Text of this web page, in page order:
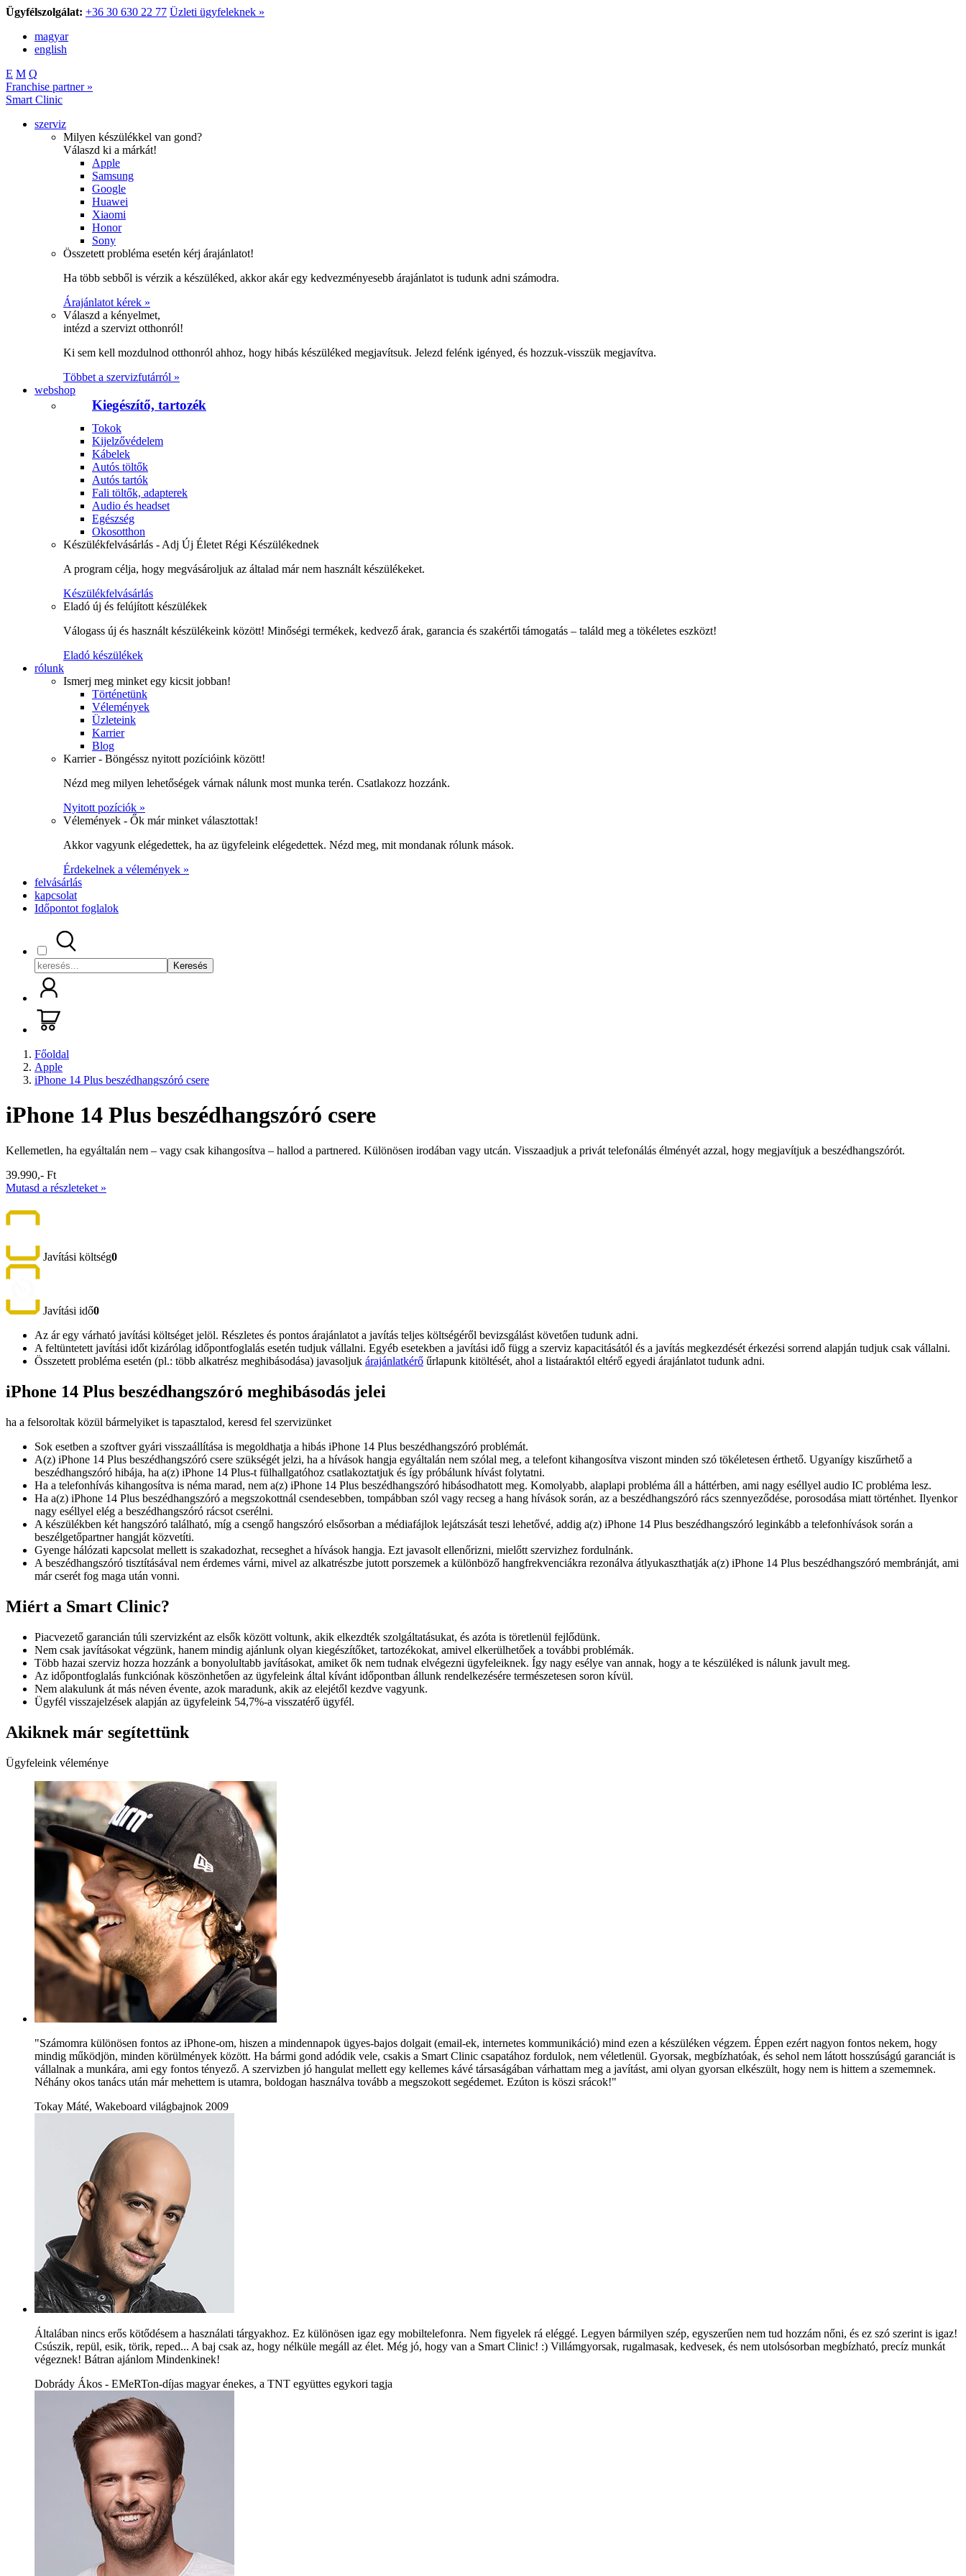
Ügyfélszolgálat: +36 30 630 22 77 Üzleti ügyfeleknek »
magyar
english
E M Q
Franchise partner »
Smart Clinic
szerviz
Milyen készülékkel van gond?
Válaszd ki a márkát!
Apple
Samsung
Google
Huawei
Xiaomi
Honor
Sony
Összetett probléma esetén kérj árajánlatot!
Ha több sebből is vérzik a készüléked, akkor akár egy kedvezményesebb árajánlatot is tudunk adni számodra.
Árajánlatot kérek »
Válaszd a kényelmet,
intézd a szervizt otthonról!
Ki sem kell mozdulnod otthonról ahhoz, hogy hibás készüléked megjavítsuk. Jelezd felénk igényed, és hozzuk-visszük megjavítva.
Többet a szervizfutárról »
webshop
Kiegészítő, tartozék
Tokok
Kijelzővédelem
Kábelek
Autós töltők
Autós tartók
Fali töltők, adapterek
Audio és headset
Egészség
Okosotthon
Készülékfelvásárlás - Adj Új Életet Régi Készülékednek
A program célja, hogy megvásároljuk az általad már nem használt készülékeket.
Készülékfelvásárlás
Eladó új és felújított készülékek
Válogass új és használt készülékeink között! Minőségi termékek, kedvező árak, garancia és szakértői támogatás – találd meg a tökéletes eszközt!
Eladó készülékek
rólunk
Ismerj meg minket egy kicsit jobban!
Történetünk
Vélemények
Üzleteink
Karrier
Blog
Karrier - Böngéssz nyitott pozícióink között!
Nézd meg milyen lehetőségek várnak nálunk most munka terén. Csatlakozz hozzánk.
Nyitott pozíciók »
Vélemények - Ők már minket választottak!
Akkor vagyunk elégedettek, ha az ügyfeleink elégedettek. Nézd meg, mit mondanak rólunk mások.
Érdekelnek a vélemények »
felvásárlás
kapcsolat
Időpontot foglalok
Keresés
Főoldal
Apple
iPhone 14 Plus beszédhangszóró csere
iPhone 14 Plus beszédhangszóró csere
Kellemetlen, ha egyáltalán nem – vagy csak kihangosítva – hallod a partnered. Különösen irodában vagy utcán. Visszaadjuk a privát telefonálás élményét azzal, hogy megjavítjuk a beszédhangszórót.
39.990,- Ft
Mutasd a részleteket »
Javítási költség0
Javítási idő0
Az ár egy várható javítási költséget jelöl. Részletes és pontos árajánlatot a javítás teljes költségéről bevizsgálást követően tudunk adni.
A feltüntetett javítási időt kizárólag időpontfoglalás esetén tudjuk vállalni. Egyéb esetekben a javítási idő függ a szerviz kapacitásától és a javítás megkezdését érkezési sorrend alapján tudjuk csak vállalni.
Összetett probléma esetén (pl.: több alkatrész meghibásodása) javasoljuk árajánlatkérő űrlapunk kitöltését, ahol a listaáraktól eltérő egyedi árajánlatot tudunk adni.
iPhone 14 Plus beszédhangszóró meghibásodás jelei
ha a felsoroltak közül bármelyiket is tapasztalod, keresd fel szervizünket
Sok esetben a szoftver gyári visszaállítása is megoldhatja a hibás iPhone 14 Plus beszédhangszóró problémát.
A(z) iPhone 14 Plus beszédhangszóró csere szükségét jelzi, ha a hívások hangja egyáltalán nem szólal meg, a telefont kihangosítva viszont minden szó tökéletesen érthető. Ugyanígy kiszűrhető a
beszédhangszóró hibája, ha a(z) iPhone 14 Plus-t fülhallgatóhoz csatlakoztatjuk és így próbálunk hívást folytatni.
Ha a telefonhívás kihangosítva is néma marad, nem a(z) iPhone 14 Plus beszédhangszóró hibásodhatott meg. Komolyabb, alaplapi probléma áll a háttérben, ami nagy eséllyel audio IC probléma lesz.
Ha a(z) iPhone 14 Plus beszédhangszóró a megszokottnál csendesebben, tompábban szól vagy recseg a hang hívások során, az a beszédhangszóró rács szennyeződése, porosodása miatt történhet. Ilyenkor
nagy eséllyel elég a beszédhangszóró rácsot cserélni.
A készülékben két hangszóró található, míg a csengő hangszóró elsősorban a médiafájlok lejátszását teszi lehetővé, addig a(z) iPhone 14 Plus beszédhangszóró leginkább a telefonhívások során a
beszélgetőpartner hangját közvetíti.
Gyenge hálózati kapcsolat mellett is szakadozhat, recseghet a hívások hangja. Ezt javasolt ellenőrizni, mielőtt szervizhez fordulnánk.
A beszédhangszóró tisztításával nem érdemes várni, mivel az alkatrészbe jutott porszemek a különböző hangfrekvenciákra rezonálva átlyukaszthatják a(z) iPhone 14 Plus beszédhangszóró membránját, ami
már cserét fog maga után vonni.
Miért a Smart Clinic?
Piacvezető garancián túli szervizként az elsők között voltunk, akik elkezdték szolgáltatásukat, és azóta is töretlenül fejlődünk.
Nem csak javításokat végzünk, hanem mindig ajánlunk olyan kiegészítőket, tartozékokat, amivel elkerülhetőek a további problémák.
Több hazai szerviz hozza hozzánk a bonyolultabb javításokat, amiket ők nem tudnak elvégezni ügyfeleiknek. Így nagy esélye van annak, hogy a te készüléked is nálunk javult meg.
Az időpontfoglalás funkciónak köszönhetően az ügyfeleink által kívánt időpontban állunk rendelkezésére természetesen soron kívül.
Nem alakulunk át más néven évente, azok maradunk, akik az elejétől kezdve vagyunk.
Ügyfél visszajelzések alapján az ügyfeleink 54,7%-a visszatérő ügyfél.
Akiknek már segítettünk
Ügyfeleink véleménye
"Számomra különösen fontos az iPhone-om, hiszen a mindennapok ügyes-bajos dolgait (email-ek, internetes kommunikáció) mind ezen a készüléken végzem. Éppen ezért nagyon fontos nekem, hogy
mindig működjön, minden körülmények között. Ha bármi gond adódik vele, csakis a Smart Clinic csapatához fordulok, nem véletlenül. Gyorsak, megbízhatóak, és sehol nem látott hosszúságú garanciát is
vállalnak a munkára, ami egy fontos tényező. A szervizben jó hangulat mellett egy kellemes kávé társaságában várhattam meg a javítást, ami olyan gyorsan elkészült, hogy nem is hittem a szememnek.
Néhány okos tanács után már mehettem is utamra, boldogan használva tovább a megszokott segédemet. Ezúton is köszi srácok!"
Tokay Máté, Wakeboard világbajnok 2009
Általában nincs erős kötődésem a használati tárgyakhoz. Ez különösen igaz egy mobiltelefonra. Nem figyelek rá eléggé. Legyen bármilyen szép, egyszerűen nem tud hozzám nőni, és ez szó szerint is igaz!
Csúszik, repül, esik, törik, reped... A baj csak az, hogy nélküle megáll az élet. Még jó, hogy van a Smart Clinic! :) Villámgyorsak, rugalmasak, kedvesek, és nem utolsósorban megbízható, precíz munkát
végeznek! Bátran ajánlom Mindenkinek!
Dobrády Ákos - EMeRTon-díjas magyar énekes, a TNT együttes egykori tagja